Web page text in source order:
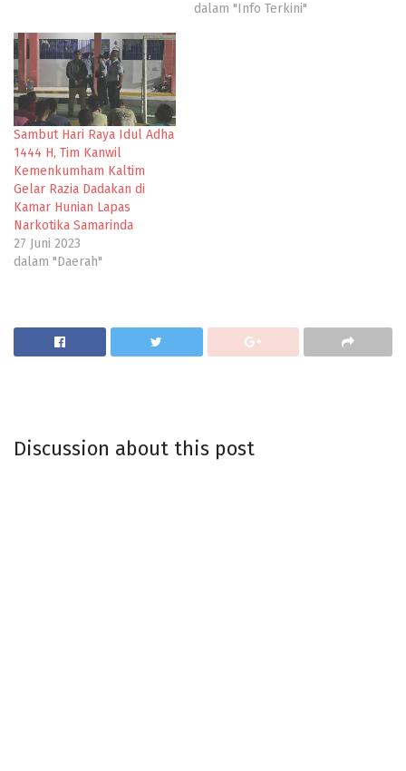
dalam "Info Terkini"
Sambut Hari Raya Idul Adha
1444 H, Tim Kanwil
Kemenkumham Kaltim
Gelar Razia Dadakan di
Kamar Hunian Lapas
Narkotika Samarinda
27 Juni 2023
dalam "Daerah"
Discussion about this post